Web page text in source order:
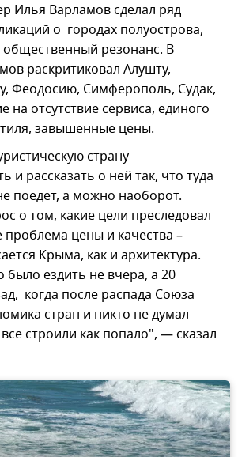
Илья Варламов сделал ряд
о городах полуострова,
резонанс. В
раскритиковал Алушту,
Феодосию, Симферополь, Судак,
на отсутствие сервиса, единого
завышенные цены.
страну
и рассказать о ней так, что туда
поедет, а можно наоборот.
о том, какие цели преследовал
проблема цены и качества –
Крыма, как и архитектура.
было ездить не вчера, а 20
когда после распада Союза
стран и никто не думал
строили как попало", — сказал